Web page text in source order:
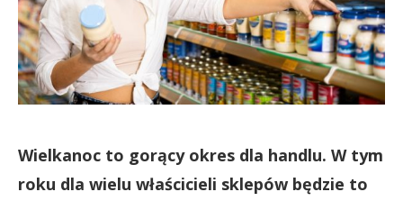
Wielkanoc to gorący okres dla handlu. W tym
roku dla wielu właścicieli sklepów będzie to